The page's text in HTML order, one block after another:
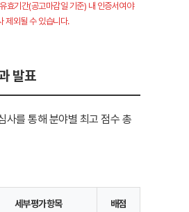
효기간(공고마감일 기준) 내 인증서여야
제외될 수 있습니다.
발표
사를 통해 분야별 최고 점수 총
세부평가항목 배점